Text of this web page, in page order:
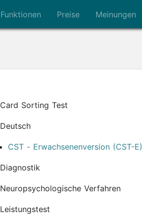
Funktionen Preise Meinungen
Card Sorting Test
Deutsch
CST - Erwachsenenversion (CST-E)
Diagnostik
Neuropsychologische Verfahren
Leistungstest